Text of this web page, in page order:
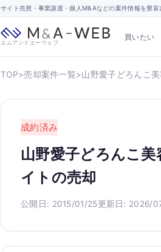
サイト売買・事業譲渡・個人M&Aなどの案件情報を豊
エムアンドエーウェブ
買いたい
TOP>売却案件一覧>山野愛子どろんこ
成約済み
山野愛子どろんこ
イトの売却
公開日: 2015/01/25更新日: 2026/